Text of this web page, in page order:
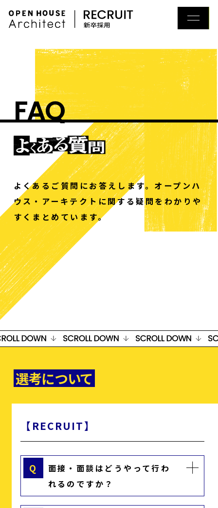
はじめに
人と仕事
会社
働く環境
スペシャル
採用情報
INTERNSHIP
コーポレートサイト
オウンドメディア
ゼネコン事業採用
ゼネコン意匠設計採用
ゼネコン関西拠点採用
キャリア採用
#越境採用
品質向上の取り組み
FAQ
よくあるご質問にお答えします。 オープンハ
ウス・アーキテクトに関する疑問をわかりや
すくまとめています。
選考について
【RECRUIT】
Q
面接・面談はどうやって行わ
れるのですか？